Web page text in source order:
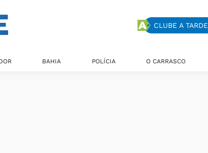
CLUBE A TARDE
BAHIA POLÍCIA O CARRASCO